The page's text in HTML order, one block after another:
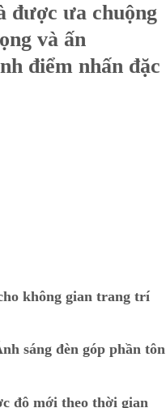
được ưa chuộng
và ấn
điểm nhấn đặc
không gian trang trí
sáng đèn góp phần tôn
độ mới theo thời gian